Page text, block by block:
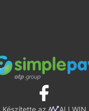
Készítette az ALLWIN